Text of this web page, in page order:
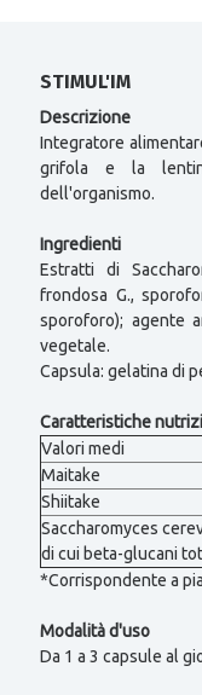
STIMUL'IM
Descrizione
Integratore
grifola e la
dell'organismo.
Ingredienti
Estratti di
frondosa G.,
sporoforo); agente
vegetale.
Capsula: gelatina di
Caratteristiche
Valori medi
Maitake
Shiitake
Saccharomyces
di cui beta-glucani
*Corrispondente a
Modalità d'uso
Da 1 a 3 capsule al